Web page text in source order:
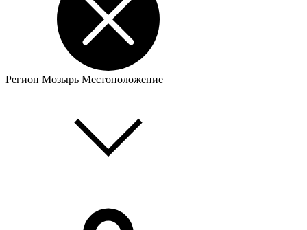
Регион Мозырь Местоположение